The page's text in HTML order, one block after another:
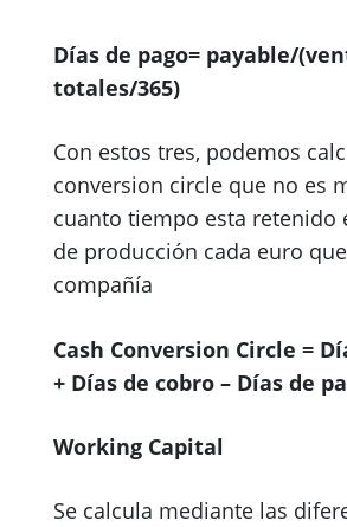
Días de pago= payable/
totales/365)
Con estos tres, podemos
conversion circle que no es
cuanto tiempo esta retenido
de producción cada euro
compañía
Cash Conversion Circle =
+ Días de cobro – Días de
Working Capital
Se calcula mediante las